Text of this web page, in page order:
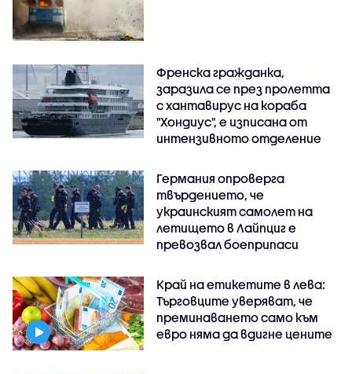
Френска гражданка,
заразила се през пролетта
с хантавирус на кораба
"Хондиус", е изписана от
интензивното отделение
Германия опроверга
твърдението, че
украинският самолет на
летището в Лайпциг е
превозвал боеприпаси
Край на етикетите в лева:
Търговците уверяват, че
преминаването само към
евро няма да вдигне цените